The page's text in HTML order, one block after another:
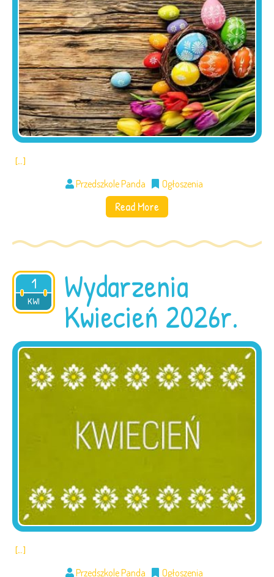
[…]
Przedszkole Panda Ogłoszenia
Read More
1
KWI
2026 Wydarzenia
Kwiecień 2026r.
[…]
Przedszkole Panda Ogłoszenia